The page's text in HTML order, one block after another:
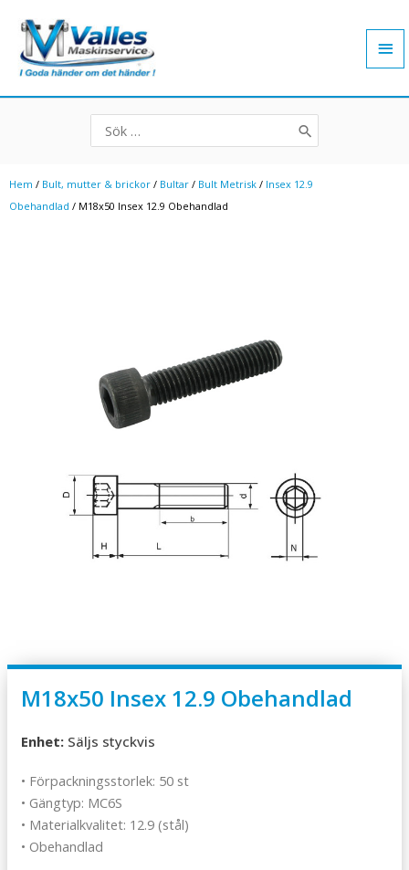
innehåll
Search
for:
Hem / Bult, mutter & brickor / Bultar / Bult Metrisk / Insex 12.9
Obehandlad / M18x50 Insex 12.9 Obehandlad
M18x50 Insex 12.9 Obehandlad
Enhet: Säljs styckvis
• Förpackningsstorlek: 50 st
• Gängtyp: MC6S
• Materialkvalitet: 12.9 (stål)
• Obehandlad